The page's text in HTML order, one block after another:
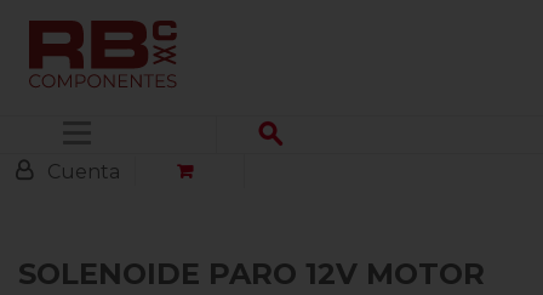
Cuenta
SOLENOIDE PARO 12V MOTOR